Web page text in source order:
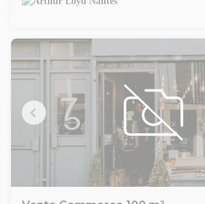
location ou à la vente, il offre une grande
Ce bien constitue une opportunité rare
développer votre entreprise dans un
dynamique, entouré de commerces, de
stationnements. Le local est prêt à
se distingue par la présence d'un garage
direct, un avantage particulièrement
Profitez ici d'espaces fonctionnels,
qualitatifs et de toutes les commodités à
immédiate pour garantir le confort de vos
collaborateurs.
Garage privatif avec accès direct dans le